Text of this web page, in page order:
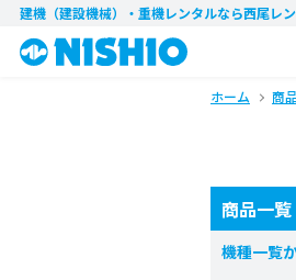
建機（建設機械）・重機レンタルなら西尾レ
ホーム 商
商品一覧
機種一覧